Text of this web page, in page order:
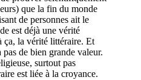
que la fin du monde
de personnes ait le
est déjà une vérité
ça, la vérité littéraire. Et
pas de bien grande valeur.
surtout pas
est liée à la croyance.